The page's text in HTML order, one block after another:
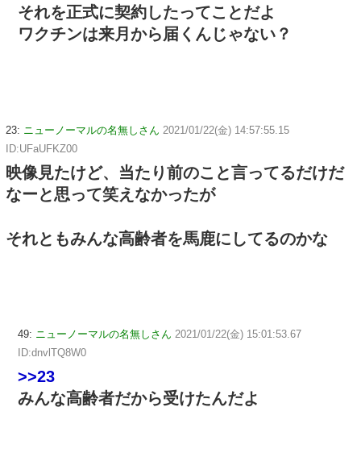
それを正式に契約したってことだよ
ワクチンは来月から届くんじゃない？
23: ニューノーマルの名無しさん 2021/01/22(金) 14:57:55.15
ID:UFaUFKZ00
映像見たけど、当たり前のこと言ってるだけだ
なーと思って笑えなかったが
それともみんな高齢者を馬鹿にしてるのかな
49: ニューノーマルの名無しさん 2021/01/22(金) 15:01:53.67
ID:dnvlTQ8W0
>>23
みんな高齢者だから受けたんだよ